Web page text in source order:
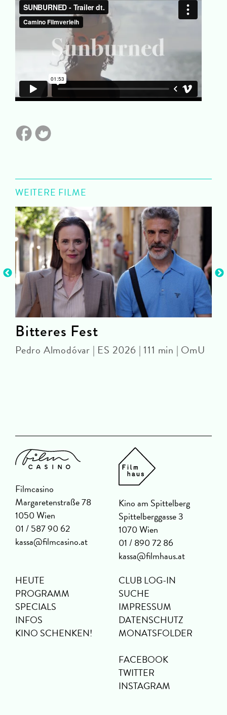
WEITERE FILME
Bitteres Fest
Pedro Almodóvar | ES 2026 | 111 min | OmU
Filmcasino
Margaretenstraße 78
1050 Wien
01 / 587 90 62
kassa@filmcasino.at
Kino am Spittelberg
Spittelberggasse 3
1070 Wien
01 / 890 72 86
kassa@filmhaus.at
HEUTE
PROGRAMM
SPECIALS
INFOS
KINO SCHENKEN!
CLUB LOG-IN
SUCHE
IMPRESSUM
DATENSCHUTZ
MONATSFOLDER
FACEBOOK
TWITTER
INSTAGRAM